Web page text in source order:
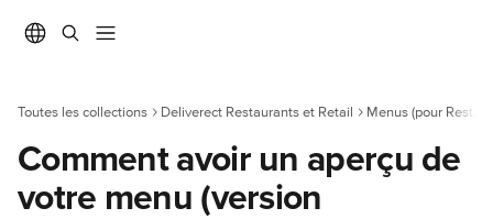
Toutes les collections Deliverect Restaurants et Retail Menus (pour
Comment avoir un aperçu de
votre menu (version